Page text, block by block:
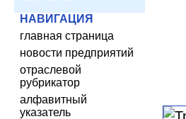
НАВИГАЦИЯ
главная страница
новости предприятий
отраслевой
рубрикатор
алфавитный
указатель